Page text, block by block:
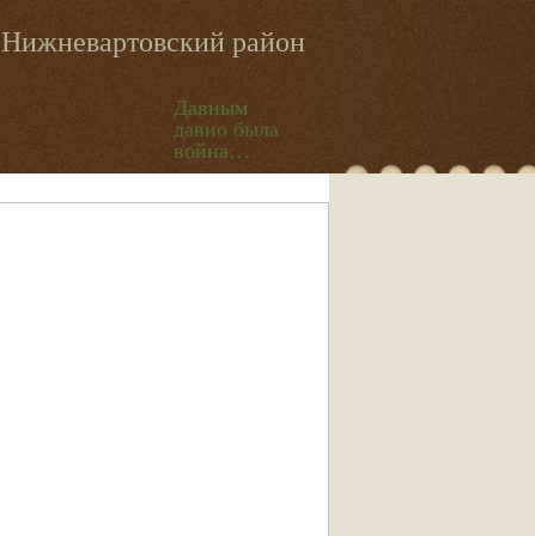
Нижневартовский район
Давным
давно была
война…